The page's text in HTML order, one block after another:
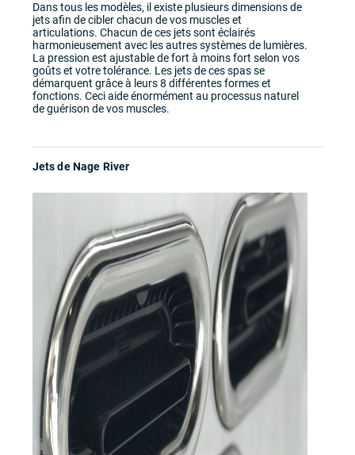
Dans tous les modèles, il existe plusieurs dimensions de
jets afin de cibler chacun de vos muscles et
articulations. Chacun de ces jets sont éclairés
harmonieusement avec les autres systèmes de lumières.
La pression est ajustable de fort à moins fort selon vos
goûts et votre tolérance. Les jets de ces spas se
démarquent grâce à leurs 8 différentes formes et
fonctions. Ceci aide énormément au processus naturel
de guérison de vos muscles.
Jets de Nage River